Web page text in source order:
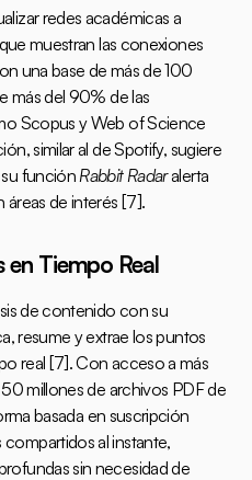
redes académicas a
muestran las conexiones
una base de más de 100
más del 90% de las
similar al de Spotify, sugiere
función Rabbit Radar alerta
de interés [7].
en Tiempo Real
de contenido con su
resume y extrae los puntos
real [7]. Con acceso a más
millones de archivos PDF de
basada en suscripción
al instante,
sin necesidad de